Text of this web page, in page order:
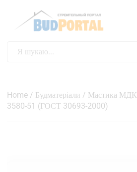
Home / Будматеріали / Мастика
3580-51 (ГОСТ 30693-2000)